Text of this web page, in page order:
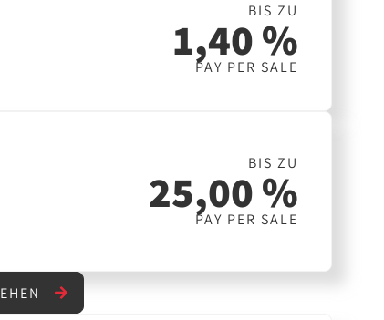
BIS ZU
1,40 %
PAY PER SALE
BIS ZU
25,00 %
PAY PER SALE